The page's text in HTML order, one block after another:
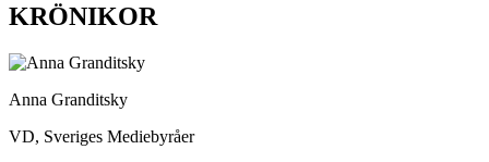
KRÖNIKOR
Anna Granditsky
VD, Sveriges Mediebyråer